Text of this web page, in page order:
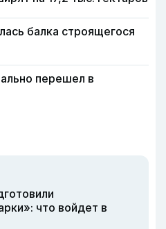
балка строящегося
перешел в
что войдет в